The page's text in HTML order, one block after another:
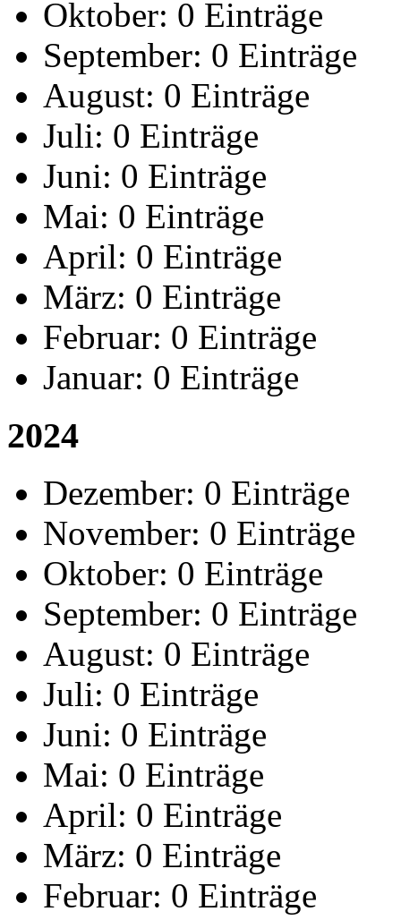
Oktober: 0 Einträge
September: 0 Einträge
August: 0 Einträge
Juli: 0 Einträge
Juni: 0 Einträge
Mai: 0 Einträge
April: 0 Einträge
März: 0 Einträge
Februar: 0 Einträge
Januar: 0 Einträge
2024
Dezember: 0 Einträge
November: 0 Einträge
Oktober: 0 Einträge
September: 0 Einträge
August: 0 Einträge
Juli: 0 Einträge
Juni: 0 Einträge
Mai: 0 Einträge
April: 0 Einträge
März: 0 Einträge
Februar: 0 Einträge